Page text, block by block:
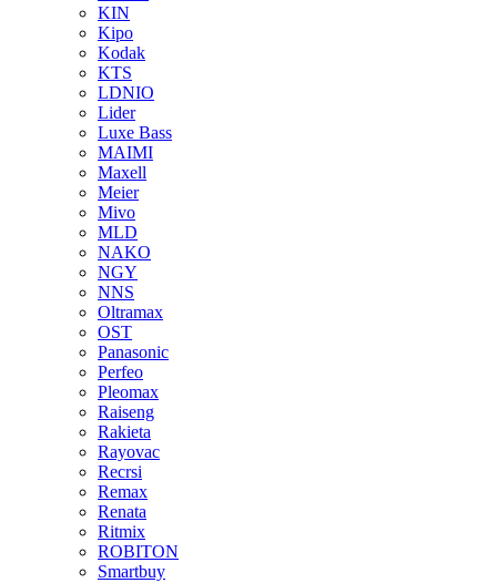
KIN
Kipo
Kodak
KTS
LDNIO
Lider
Luxe Bass
MAIMI
Maxell
Meier
Mivo
MLD
NAKO
NGY
NNS
Oltramax
OST
Panasonic
Perfeo
Pleomax
Raiseng
Rakieta
Rayovac
Recrsi
Remax
Renata
Ritmix
ROBITON
Smartbuy